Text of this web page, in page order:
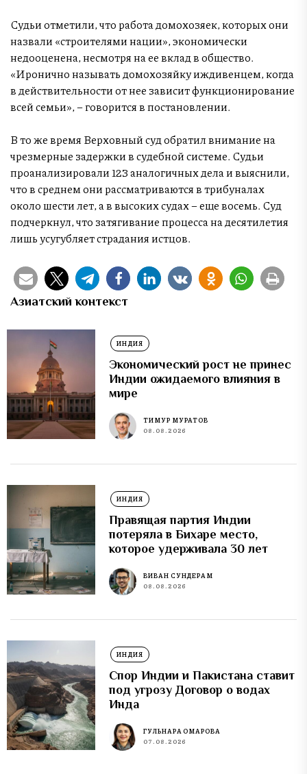
Судьи отметили, что работа домохозяек, которых они
назвали «строителями нации», экономически
недооценена, несмотря на ее вклад в общество.
«Иронично называть домохозяйку иждивенцем, когда
в действительности от нее зависит функционирование
всей семьи», – говорится в постановлении.
В то же время Верховный суд обратил внимание на
чрезмерные задержки в судебной системе. Судьи
проанализировали 123 аналогичных дела и выяснили,
что в среднем они рассматриваются в трибуналах
около шести лет, а в высоких судах – еще восемь. Суд
подчеркнул, что затягивание процесса на десятилетия
лишь усугубляет страдания истцов.
Азиатский контекст
ИНДИЯ
Экономический рост не принес
Индии ожидаемого влияния в
мире
ТИМУР МУРАТОВ
08.08.2026
ИНДИЯ
Правящая партия Индии
потеряла в Бихаре место,
которое удерживала 30 лет
ВИВАН СУНДЕРАМ
08.08.2026
ИНДИЯ
Спор Индии и Пакистана ставит
под угрозу Договор о водах
Инда
ГУЛЬНАРА ОМАРОВА
07.08.2026